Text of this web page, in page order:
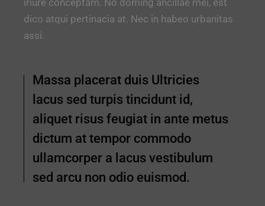
iriure conceptam. No doming ancillae mei, est
dico atqui pertinacia at. Nec in habeo urbanitas
assi.
Massa placerat duis Ultricies
lacus sed turpis tincidunt id,
aliquet risus feugiat in ante metus
dictum at tempor commodo
ullamcorper a lacus vestibulum
sed arcu non odio euismod.